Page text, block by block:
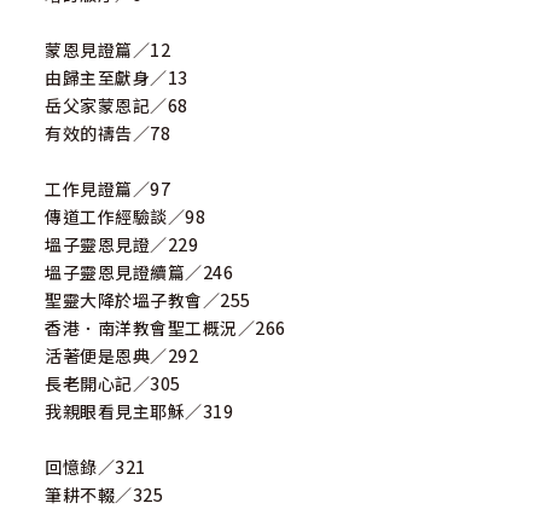
蒙恩見證篇／12
由歸主至獻身／13
岳父家蒙恩記／68
有效的禱告／78
工作見證篇／97
傳道工作經驗談／98
塭子靈恩見證／229
塭子靈恩見證續篇／246
聖靈大降於塭子教會／255
香港．南洋教會聖工概況／266
活著便是恩典／292
長老開心記／305
我親眼看見主耶穌／319
回憶錄／321
筆耕不輟／325